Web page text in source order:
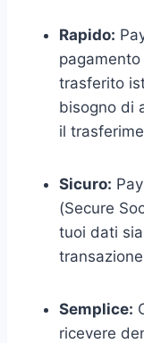
Rapido:
trasferito
bisogno di
il
Sicuro:
(Secure
tuoi dati
Semplice:
ricevere